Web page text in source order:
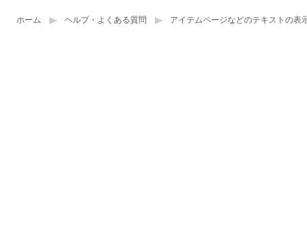
ホーム ヘルプ・よくある質問 アイテムページなどのテキストの表